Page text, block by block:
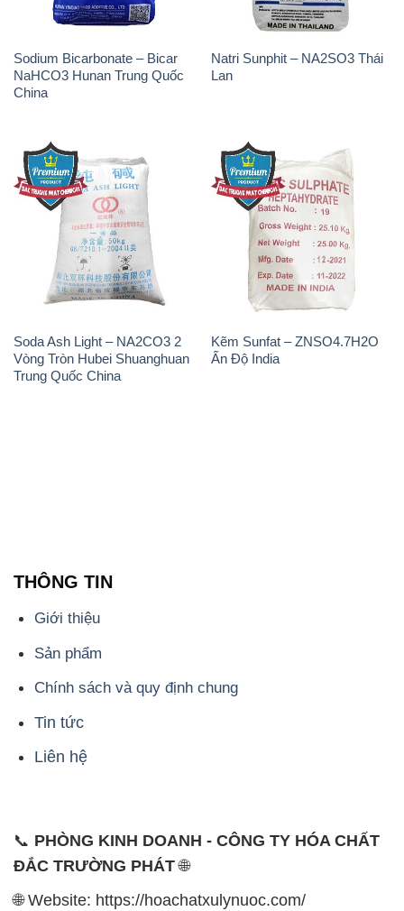
Sodium Bicarbonate – Bicar
NaHCO3 Hunan Trung Quốc
China
Natri Sunphit – NA2SO3 Thái
Lan
Soda Ash Light – NA2CO3 2
Vòng Tròn Hubei Shuanghuan
Trung Quốc China
Kẽm Sunfat – ZNSO4.7H2O
Ấn Độ India
THÔNG TIN
Giới thiệu
Sản phẩm
Chính sách và quy định chung
Tin tức
Liên hệ
📞 PHÒNG KINH DOANH - CÔNG TY HÓA CHẤT
ĐẮC TRƯỜNG PHÁT🌐
🌐 Website: https://hoachatxulynuoc.com/